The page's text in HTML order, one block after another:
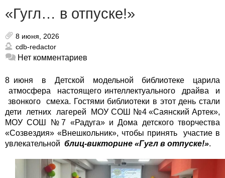
«Гугл… в отпуске!»
8 июня, 2026
cdb-redactor
Нет комментариев
8 июня в Детской модельной библиотеке царила
атмосфера настоящего интеллектуального драйва и
звонкого смеха. Гостями библиотеки в этот день стали
дети летних лагерей МОУ СОШ №4 «Саянский Артек»,
МОУ СОШ №7 «Радуга» и Дома детского творчества
«Созвездия» «Внешкольник», чтобы принять участие в
увлекательной блиц-викторине «Гугл в отпуске!».